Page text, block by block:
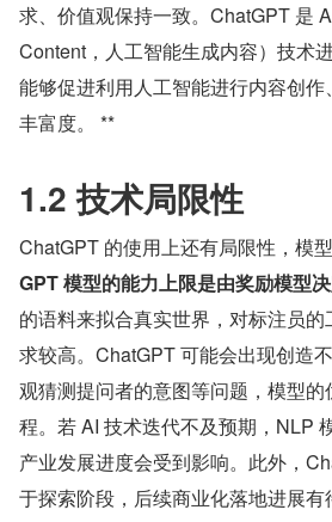
求、价值观保持一致。ChatGPT 是
Content，人工智能生成内容）技术
能够促进利用人工智能进行内容创
丰富度。 **
1.2 技术局限性
ChatGPT 的使用上还有局限性，模型
GPT 模型的能力上限是由奖励模型
的语料来拟合真实世界，对标注员
求较高。ChatGPT 可能会出现创造
观猜测提问者的意图等问题，模型
程。若 AI 技术迭代不及预期，NLP
产业发展进度会受到影响。此外，
于探索阶段，后续商业化落地进展有